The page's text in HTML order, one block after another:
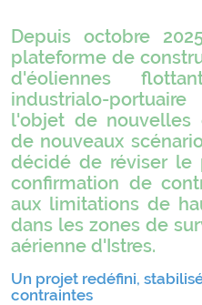
Depuis octobre
plateforme de
d'éoliennes
industrialo-
l'objet de nouvelles
de nouveaux
décidé de réviser
confirmation de
aux limitations de
dans les zones de
aérienne d'Istres.
Un projet redéfini,
contraintes